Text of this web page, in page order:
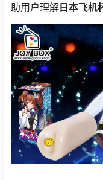
助用户理解 日本飞机